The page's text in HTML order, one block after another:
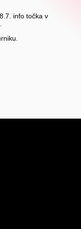
info točka v